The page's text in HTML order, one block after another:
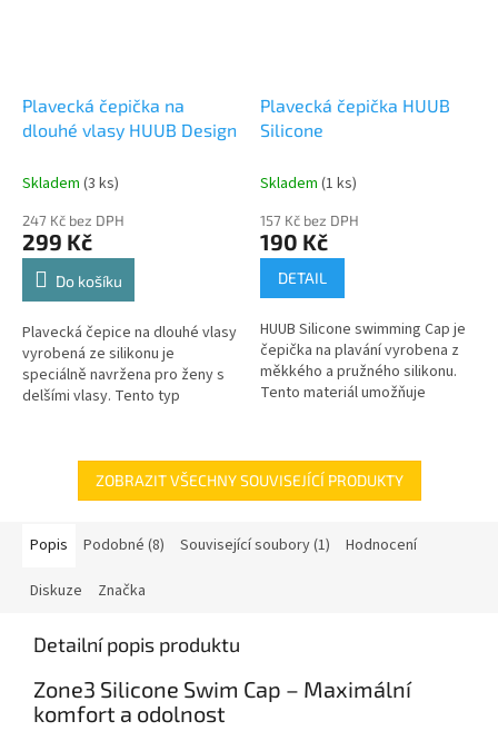
Plavecká čepička na
dlouhé vlasy HUUB Design
Skladem (3 ks)
247 Kč bez DPH
299 Kč
Do košíku
Plavecká čepice na dlouhé vlasy
vyrobená ze silikonu je
speciálně navržena pro ženy s
delšími vlasy. Tento typ
což pomáhá...
Plavecká čepička HUUB
Silicone
Skladem (1 ks)
157 Kč bez DPH
190 Kč
DETAIL
HUUB Silicone swimming Cap je
čepička na plavání vyrobena z
měkkého a pružného silikonu.
Tento materiál umožňuje
ochranu...
ZOBRAZIT VŠECHNY SOUVISEJÍCÍ PRODUKTY
Popis Podobné (8) Související soubory (1) Hodnocení
Diskuze Značka
Detailní popis produktu
Zone3 Silicone Swim Cap – Maximální
komfort a odolnost